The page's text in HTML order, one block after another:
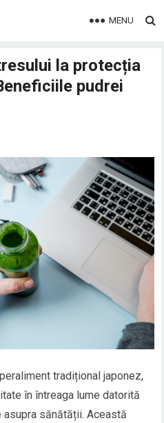
MENU
la protecția
pudrei
tradițional japonez,
în întreaga lume datorită
sănătății. Această